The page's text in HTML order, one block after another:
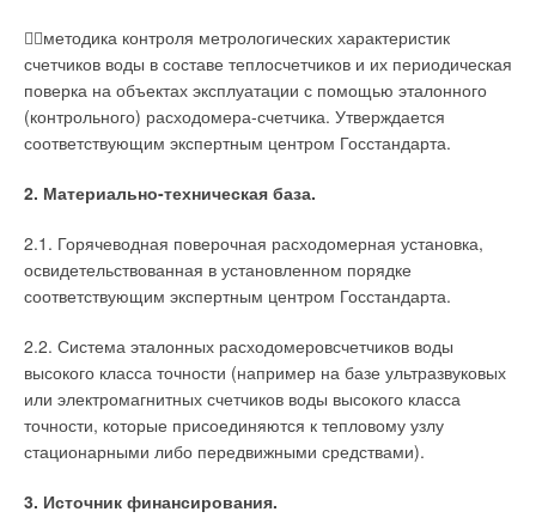
❏методика контроля метрологических характеристик
счетчиков воды в составе теплосчетчиков и их периодическая
поверка на объектах эксплуатации с помощью эталонного
(контрольного) расходомера-счетчика. Утверждается
соответствующим экспертным центром Госстандарта.
2. Материально-техническая база.
2.1. Горячеводная поверочная расходомерная установка,
освидетельствованная в установленном порядке
соответствующим экспертным центром Госстандарта.
2.2. Система эталонных расходомеровсчетчиков воды
высокого класса точности (например на базе ультразвуковых
или электромагнитных счетчиков воды высокого класса
точности, которые присоединяются к тепловому узлу
стационарными либо передвижными средствами).
3. Источник финансирования.